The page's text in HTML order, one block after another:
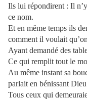
Ils lui répondirent : Il
ce nom.
Et en même temps ils
comment il voulait
Ayant demandé des
Ce qui remplit tout le
Au même instant sa
parlait en bénissant
Tous ceux qui